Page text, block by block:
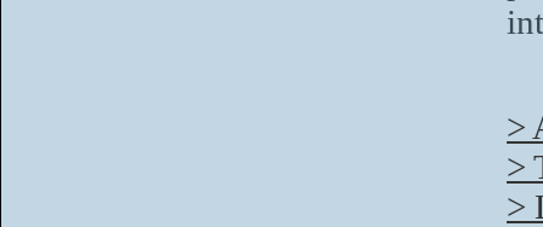
>
>
>